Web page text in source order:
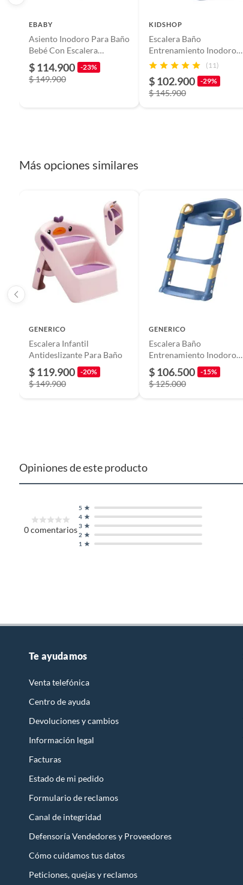
Recomendaciones de uso
Color
Modelo
País de origen
Garantía
Detalle de la garantía
EBABY
Asiento Inodoro Para Baño
Bebé Con Escalera
Entrenamiento
$ 114.900 -23%
$ 149.900
KIDSHOP
Escalera Baño
Entrenamiento Inodoro
Niños OS1 Rosado
(11)
$ 102.900 -29%
$ 145.900
Más opciones similares
GENERICO
Escalera Infantil
Antideslizante Para Baño
$ 119.900 -20%
$ 149.900
GENERICO
Escalera Baño
Entrenamiento Inodoro
Niños
$ 106.500 -15%
$ 125.000
Opiniones de este producto
0comentarios
1
2
3
4
5
Te ayudamos
Venta telefónica
Centro de ayuda
Devoluciones y cambios
Información legal
Facturas
Estado de mi pedido
Formulario de reclamos
Canal de integridad
Defensoría Vendedores y Proveedores
Cómo cuidamos tus datos
Peticiones, quejas y reclamos